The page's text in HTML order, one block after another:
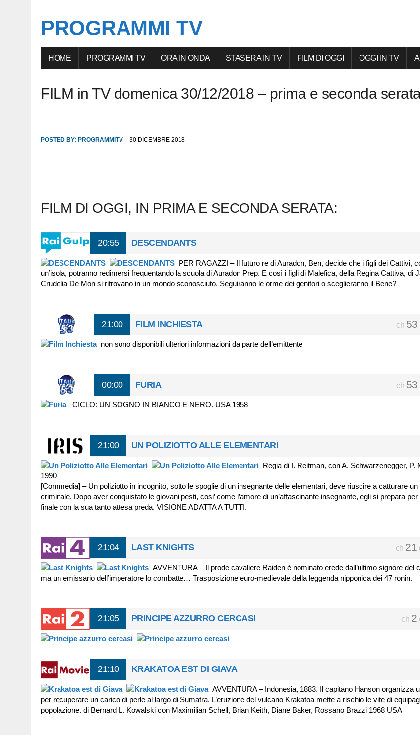
PROGRAMMI TV
HOME PROGRAMMI TV ORA IN ONDA STASERA IN TV FILM DI OGGI OGGI IN TV
FILM in TV domenica 30/12/2018 – prima e seconda
POSTED BY: PROGRAMMITV 30 DICEMBRE 2018
FILM DI OGGI, IN PRIMA E SECONDA SERATA:
20:55 DESCENDANTS
PER RAGAZZI – Il futuro re di Auradon, Ben, decide che i figli dei Cattivi,
un’isola, potranno redimersi frequentando la scuola di Auradon Prep. E così i figli di Malefica, della Regina Cattiva, di
Crudelia De Mon si ritrovano in un mondo sconosciuto. Seguiranno le orme dei genitori o sceglieranno il Bene?
21:00 ch 53
FILM INCHIESTA
non sono disponibili ulteriori informazioni da parte dell’emittente
00:00 ch 53
FURIA
CICLO: UN SOGNO IN BIANCO E NERO. USA 1958
21:00 UN POLIZIOTTO ALLE ELEMENTARI
Regia di I. Reitman, con A. Schwarzenegger, P.
1990
[Commedia] – Un poliziotto in incognito, sotto le spoglie di un insegnante delle elementari, deve riuscire a catturare un
criminale. Dopo aver conquistato le giovani pesti, cosi’ come l’amore di un’affascinante insegnante, egli si prepara
finale con la sua tanto attesa preda. VISIONE ADATTA A TUTTI.
21:04 ch 21
LAST KNIGHTS
AVVENTURA – Il prode cavaliere Raiden è nominato erede dall’ultimo signore del
ma un emissario dell’imperatore lo combatte… Trasposizione euro-medievale della leggenda nipponica dei 47 ronin.
21:05 ch 2
PRINCIPE AZZURRO CERCASI
21:10 KRAKATOA EST DI GIAVA
AVVENTURA – Indonesia, 1883. Il capitano Hanson organizza
per recuperare un carico di perle al largo di Sumatra. L’eruzione del vulcano Krakatoa mette a rischio le vite di
popolazione. di Bernard L. Kowalski con Maximilian Schell, Brian Keith, Diane Baker, Rossano Brazzi 1968 USA